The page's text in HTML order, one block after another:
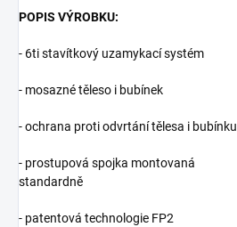
POPIS VÝROBKU:
- 6ti stavítkový uzamykací systém
- mosazné těleso i bubínek
- ochrana proti odvrtání tělesa i bubínku
- prostupová spojka montovaná
standardně
- patentová technologie FP2